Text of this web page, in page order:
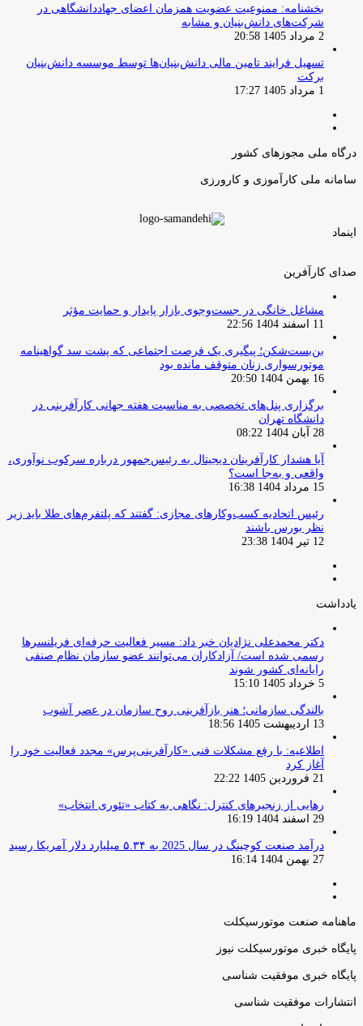
بخشنامه: ممنوعیت عضویت همزمان اعضای جهاددانشگاهی در
شرکت‌های دانش‌بنیان و مشابه
2 مرداد 1405 20:58
تسهیل فرایند تامین مالی دانش‌بنیان‌ها توسط موسسه دانش‌بنیان
برکت
1 مرداد 1405 17:27
درگاه ملی مجوزهای کشور
سامانه ملی کارآموزی و کارورزی
اینماد
صدای کارآفرین
مشاغل خانگی در جست‌وجوی بازار پایدار و حمایت مؤثر
11 اسفند 1404 22:56
بن‌بست‌شکن؛ پیگیری یک فرصت اجتماعی که پشت سد گواهینامه
موتورسواری زنان متوقف مانده بود
16 بهمن 1404 20:50
برگزاری پنل‌های تخصصی به مناسبت هفته جهانی کارآفرینی در
دانشگاه تهران
28 آبان 1404 08:22
آیا هشدار کارآفرینان دیجیتال به رئیس‌جمهور درباره سرکوب نوآوری،
واقعی و به‌جا است؟
15 مرداد 1404 16:38
‏رئیس اتحادیه کسب‌وکارهای مجازی: گفتند که پلتفرم‌های طلا باید زیر
نظر بورس باشند
12 تیر 1404 23:38
یادداشت
دکتر محمدعلی نژادیان خبر داد: مسیر فعالیت حرفه‌ای فریلنسرها
رسمی شده است/ آزادکاران می‌توانند عضو سازمان نظام صنفی
رایانه‌ای کشور شوند
5 خرداد 1405 15:10
بالندگی سازمانی؛ هنر بازآفرینی روح سازمان در عصر آشوب
13 اردیبهشت 1405 18:56
اطلاعیه: با رفع مشکلات فنی «کارآفرینی‌پرس» مجدد فعالیت خود را
آغاز کرد
21 فروردین 1405 22:22
رهایی از زنجیرهای کنترل: نگاهی به کتاب «تئوری انتخاب»
29 اسفند 1404 16:19
درآمد صنعت کوچینگ در سال 2025 به ۵.۳۴ میلیارد دلار آمریکا رسید
27 بهمن 1404 16:14
ماهنامه صنعت موتورسیکلت
پایگاه خبری موتورسیکلت نیوز
پایگاه خبری موفقیت شناسی
انتشارات موفقیت شناسی